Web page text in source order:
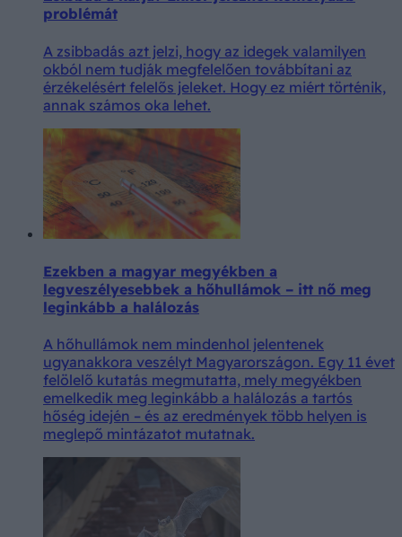
problémát
A zsibbadás azt jelzi, hogy az idegek valamilyen
okból nem tudják megfelelően továbbítani az
érzékelésért felelős jeleket. Hogy ez miért történik,
annak számos oka lehet.
Ezekben a magyar megyékben a
legveszélyesebbek a hőhullámok – itt nő meg
leginkább a halálozás
A hőhullámok nem mindenhol jelentenek
ugyanakkora veszélyt Magyarországon. Egy 11 évet
felölelő kutatás megmutatta, mely megyékben
emelkedik meg leginkább a halálozás a tartós
hőség idején – és az eredmények több helyen is
meglepő mintázatot mutatnak.